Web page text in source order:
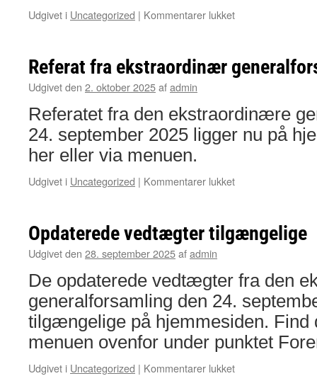
Udgivet i Uncategorized | Kommentarer lukkettil
generalforsamling
2026
Referat fra ekstraordinær
Udgivet den 2. oktober 2025afadmin
Referatet fra den ekstraordinære
24. september 2025 ligger nu på
her eller via menuen.
Udgivet i Uncategorized | Kommentarer lukkettil
ekstraordinær
generalforsamling
Opdaterede vedtægter tilgængelige
Udgivet den 28. september 2025afadmin
De opdaterede vedtægter fra den
generalforsamling den 24.
tilgængelige på hjemmesiden. Find
menuen ovenfor under punktet
Udgivet i Uncategorized | Kommentarer lukkettil